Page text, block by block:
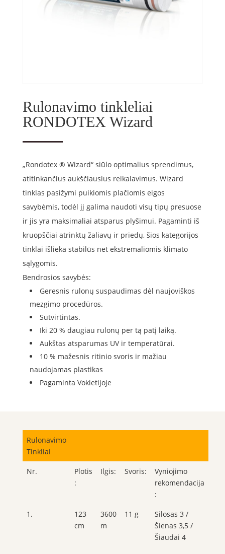
Rulonavimo tinkleliai
RONDOTEX Wizard
„Rondotex ® Wizard“ siūlo optimalius sprendimus,
atitinkančius aukščiausius reikalavimus. Wizard
tinklas pasižymi puikiomis plačiomis eigos
savybėmis, todėl jį galima naudoti visų tipų presuose
ir jis yra maksimaliai atsparus plyšimui. Pagaminti iš
kruopščiai atrinktų žaliavų ir priedų, šios kategorijos
tinklai išlieka stabilūs net ekstremaliomis klimato
sąlygomis.
Bendrosios savybės:
Geresnis rulonų suspaudimas dėl naujoviškos
mezgimo procedūros.
Sutvirtintas.
Iki 20 % daugiau rulonų per tą patį laiką.
Aukštas atsparumas UV ir temperatūrai.
10 % mažesnis ritinio svoris ir mažiau
naudojamas plastikas
Pagaminta Vokietijoje
Rulonavimo
Tinkliai
Nr.
Plotis
:
Ilgis: Svoris:
Vyniojimo
rekomendacija
:
1.
123
cm
3600
m
11 g
Silosas 3 /
Šienas 3,5 /
Šiaudai 4